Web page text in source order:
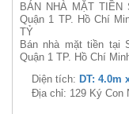
BÁN NHÀ MẶT
Quận 1 TP. Hồ Chí
TỶ
Bán nhà mặt tiền tại
Quận 1 TP. Hồ Chí
Diện tích: DT: 4.0m
Địa chỉ: 129 Ký Con